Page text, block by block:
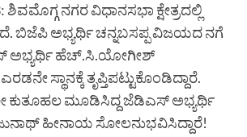
ನಗರ ವಿಧಾನಸಭಾ ಕ್ಷೇತ್ರದಲ್ಲಿ
ಬಿಜೆಪಿ ಅಭ್ಯರ್ಥಿ ಚನ್ನಬಸಪ್ಪ ವಿಜಯದ ನಗೆ
ಅಭ್ಯರ್ಥಿ ಹೆಚ್.ಸಿ.ಯೋಗೀಶ್
ಸ್ಥಾನಕ್ಕೆ ತೃಪ್ತಿಪಟ್ಟುಕೊಂಡಿದ್ದಾರೆ.
ಕುತೂಹಲ ಮೂಡಿಸಿದ್ದ ಜೆಡಿಎಸ್ ಅಭ್ಯರ್ಥಿ
ಹೀನಾಯ ಸೋಲನುಭವಿಸಿದ್ದಾರೆ!